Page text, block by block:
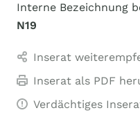
Interne Bezeichnung
N19
Inserat
Inserat als PDF
Verdächtiges